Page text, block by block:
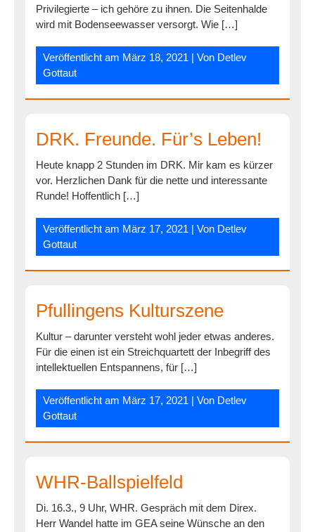
Privilegierte – ich gehöre zu ihnen. Die Seitenhalde
wird mit Bodenseewasser versorgt. Wie […]
Veröffentlicht am März 18, 2021 | Von Detlev
Gottaut
DRK. Freunde. Für’s Leben!
Heute knapp 2 Stunden im DRK. Mir kam es kürzer
vor. Herzlichen Dank für die nette und interessante
Runde! Hoffentlich […]
Veröffentlicht am März 17, 2021 | Von Detlev
Gottaut
Pfullingens Kulturszene
Kultur – darunter versteht wohl jeder etwas anderes.
Für die einen ist ein Streichquartett der Inbegriff des
intellektuellen Entspannens, für […]
Veröffentlicht am März 17, 2021 | Von Detlev
Gottaut
WHR-Ballspielfeld
Di. 16.3., 9 Uhr, WHR. Gespräch mit dem Direx.
Herr Wandel hatte im GEA seine Wünsche an den